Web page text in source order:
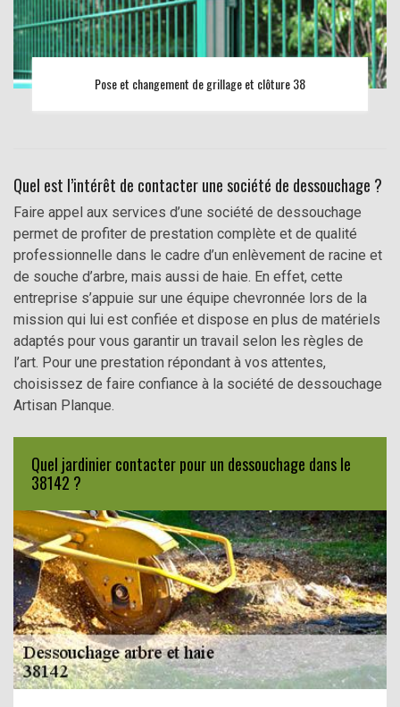
Pose et changement de grillage et clôture 38
Quel est l’intérêt de contacter une société de dessouchage ?
Faire appel aux services d’une société de dessouchage
permet de profiter de prestation complète et de qualité
professionnelle dans le cadre d’un enlèvement de racine et
de souche d’arbre, mais aussi de haie. En effet, cette
entreprise s’appuie sur une équipe chevronnée lors de la
mission qui lui est confiée et dispose en plus de matériels
adaptés pour vous garantir un travail selon les règles de
l’art. Pour une prestation répondant à vos attentes,
choisissez de faire confiance à la société de dessouchage
Artisan Planque.
Quel jardinier contacter pour un dessouchage dans le
38142 ?